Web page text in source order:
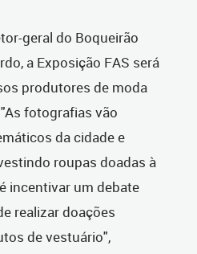
geral do Boqueirão
a Exposição FAS será
produtores de moda
fotografias vão
da cidade e
roupas doadas à
incentivar um debate
realizar doações
de vestuário",